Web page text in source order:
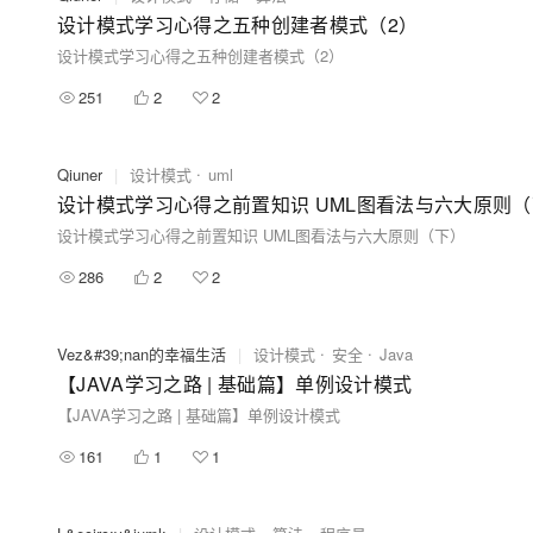
设计模式学习心得之五种创建者模式（2）
设计模式学习心得之五种创建者模式（2）
251
2 2
Qiuner | 设计模式 uml
设计模式学习心得之前置知识 UML图看法与六大原则
设计模式学习心得之前置知识 UML图看法与六大原则（下）
286
2 2
Vez&#39;nan的幸福生活 | 设计模式 安全 Java
【JAVA学习之路 | 基础篇】单例设计模式
【JAVA学习之路 | 基础篇】单例设计模式
161
1 1